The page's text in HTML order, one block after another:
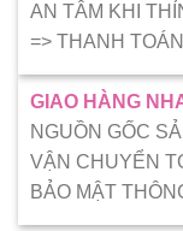
AN TÂM KHI
=> THANH TOÁN
GIAO HÀNG
NGUỒN GỐC
VẬN CHUYỂN
BẢO MẬT